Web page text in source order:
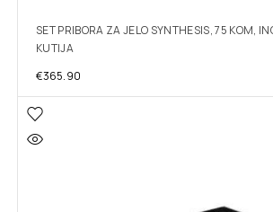
SET PRIBORA ZA JELO SYNTHESIS, 75 KOM,
KUTIJA
€365.90